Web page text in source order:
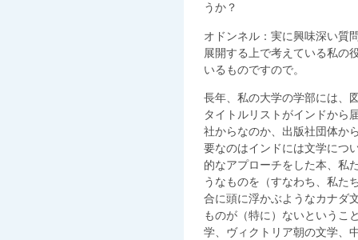
うか？
オドンネル：実に興味深い質
展開する上で考えている私の
いるものですので。
長年、私の大学の学部には、
タイトルリストがインドから
社からなのか、出版社団体か
要なのはインドには文学につ
的なアプローチをした本、私
うなものを（すなわち、私た
合に頭に浮かぶようなカナダ
ものが（特に）ないというこ
学、ヴィクトリア朝の文学、